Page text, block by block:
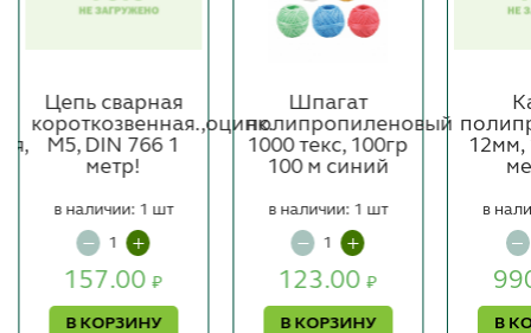
Цепь сварная
короткозвенная.,оцинк.
М5, DIN 766 1
метр!
157.00₽
В КОРЗИНУ
в наличии: 1 шт
Шпагат
полипропиленовый
1000 текс, 100гр
100 м синий
123.00₽
В КОРЗИНУ
в наличии: 1 шт
12мм,
В
в